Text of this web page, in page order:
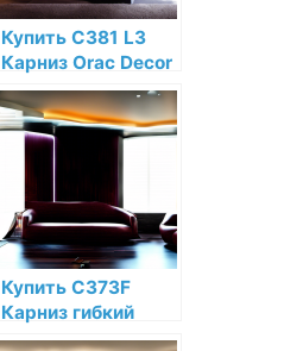
Купить C381 L3
Карниз Orac Decor
Полиуретан Orac
Decor по низкой
цене в интернет-
магазине
Купить C373F
Карниз гибкий
Orac Decor Antonio